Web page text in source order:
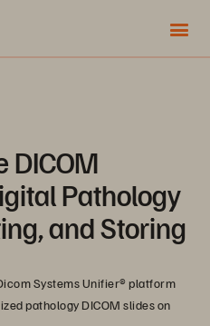
DICOM
Pathology
and Storing
Systems Unifier®️ platform
pathology DICOM slides on